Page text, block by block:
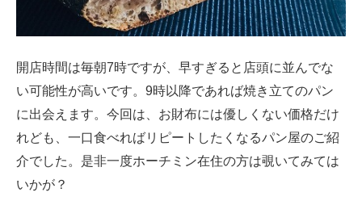
開店時間は毎朝7時ですが、早すぎると店頭に並んでな
い可能性が高いです。9時以降であれば焼き立てのパン
に出会えます。今回は、お財布には優しくない価格だけ
れども、一口食べればリピートしたくなるパン屋のご紹
介でした。是非一度ホーチミン在住の方は覗いてみては
いかが？